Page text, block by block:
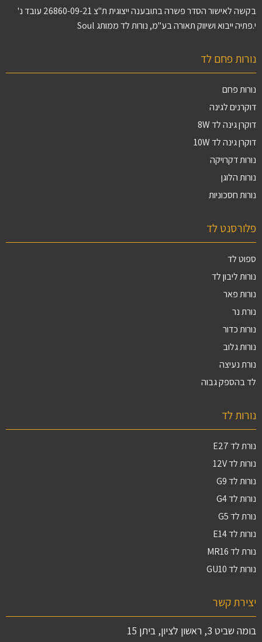
בקשה לאישור הסדר פשרה בתובענה ייצוגית ת"צ 26860-09-21 עובד נ'
י.פתיה ייבוא ושיווק תאורה בע"מ, נורות לד ממותג Soul
נורות פחם לד
נורות פחם
דוקרנים לגינה
דוקרן גינה לד 8W
דוקרן גינה לד 10W
נורות דקרויקה
נורות הלוגן
נורות חסכוניות
פלורסנט לד
ספוט לד
נורות ליבון לד
נורות פאר
נורת נר
נורות כדור
נורות גלוב
נורת נעיצה
לד בהספק גבוה
נורות לד
נורת לד E27
נורות לד 12V
נורות לד G9
נורות לד G4
נורת לד G5
נורות לד E14
נורת לד MR16
נורות לד GU10
יצירת קשר
בומה שביט 3, ראשון לציון, ביתן 15